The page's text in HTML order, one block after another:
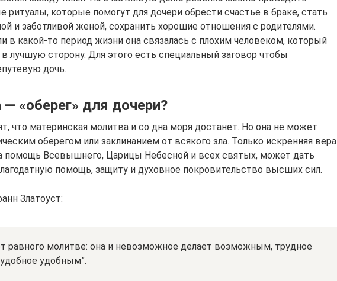
ритуалы, которые помогут для дочери обрести счастье в браке, стать
и заботливой женой, сохранить хорошие отношения с родителями.
в какой-то период жизни она связалась с плохим человеком, который
лучшую сторону. Для этого есть специальный заговор чтобы
дочь.
«оберег» для дочери?
что материнская молитва и со дна моря достанет. Но она не может
оберегом или заклинанием от всякого зла. Только искренняя вера
помощь Всевышнего, Царицы Небесной и всех святых, может дать
помощь, защиту и духовное покровительство высших сил.
Златоуст:
равного молитве: она и невозможное делает возможным, трудное
удобным”.